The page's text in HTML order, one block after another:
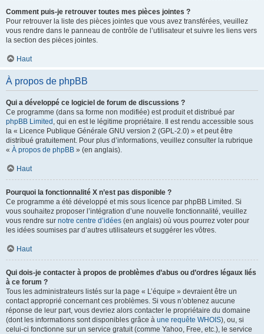
Comment puis-je retrouver toutes mes pièces jointes ?
Pour retrouver la liste des pièces jointes que vous avez transférées, veuillez
vous rendre dans le panneau de contrôle de l’utilisateur et suivre les liens vers
la section des pièces jointes.
Haut
À propos de phpBB
Qui a développé ce logiciel de forum de discussions ?
Ce programme (dans sa forme non modifiée) est produit et distribué par
phpBB Limited , qui en est le légitime propriétaire. Il est rendu accessible sous
la « Licence Publique Générale GNU version 2 (GPL-2.0) » et peut être
distribué gratuitement. Pour plus d’informations, veuillez consulter la rubrique
« À propos de phpBB » (en anglais).
Haut
Pourquoi la fonctionnalité X n’est pas disponible ?
Ce programme a été développé et mis sous licence par phpBB Limited. Si
vous souhaitez proposer l’intégration d’une nouvelle fonctionnalité, veuillez
vous rendre sur notre centre d’idées (en anglais) où vous pourrez voter pour
les idées soumises par d’autres utilisateurs et suggérer les vôtres.
Haut
Qui dois-je contacter à propos de problèmes d’abus ou d’ordres légaux liés
à ce forum ?
Tous les administrateurs listés sur la page « L’équipe » devraient être un
contact approprié concernant ces problèmes. Si vous n’obtenez aucune
réponse de leur part, vous devriez alors contacter le propriétaire du domaine
(dont les informations sont disponibles grâce à une requête WHOIS), ou, si
celui-ci fonctionne sur un service gratuit (comme Yahoo, Free, etc.), le service